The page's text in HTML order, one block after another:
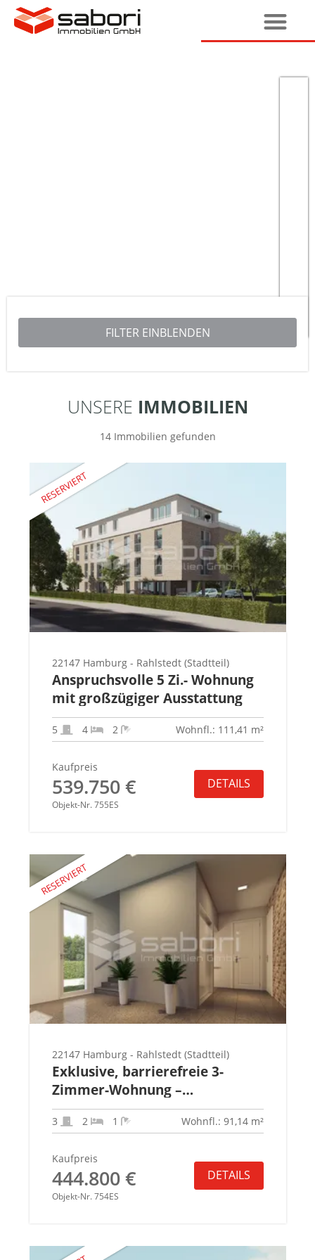
UNSERE IMMOBILIEN
14 Immobilien gefunden
22147 Hamburg - Rahlstedt (Stadtteil)
Anspruchsvolle 5 Zi.- Wohnung
mit großzügiger Ausstattung
5 4 2 Wohnfl.: 111,41 m²
Kaufpreis
539.750 €
Objekt-Nr. 755ES
DETAILS
22147 Hamburg - Rahlstedt (Stadtteil)
Exklusive, barrierefreie 3-
Zimmer-Wohnung –
provisionsfrei
3 2 1 Wohnfl.: 91,14 m²
Kaufpreis
444.800 €
Objekt-Nr. 754ES
DETAILS